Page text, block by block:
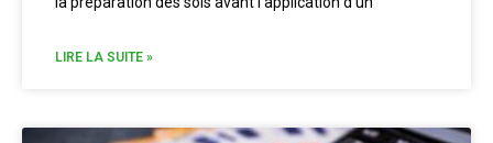
LIRE LA SUITE »